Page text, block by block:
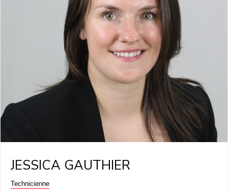
JESSICA GAUTHIER
Technicienne